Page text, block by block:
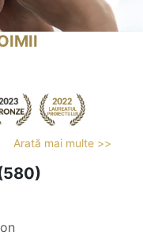
Arată mai multe >>